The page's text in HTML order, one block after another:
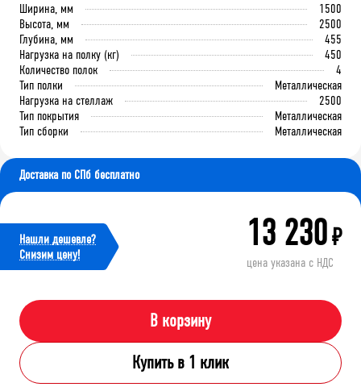
Ширина, мм
1500
Высота, мм
2500
Глубина, мм
455
Нагрузка на полку (кг)
450
Количество полок
4
Тип полки
Металлическая
Нагрузка на стеллаж
2500
Тип покрытия
Металлическая
Тип сборки
Металлическая
Доставка по СПб бесплатно
Нашли дешевле?
Cнизим цену!
13 230₽
цена указана с НДС
В корзину
Купить в 1 клик